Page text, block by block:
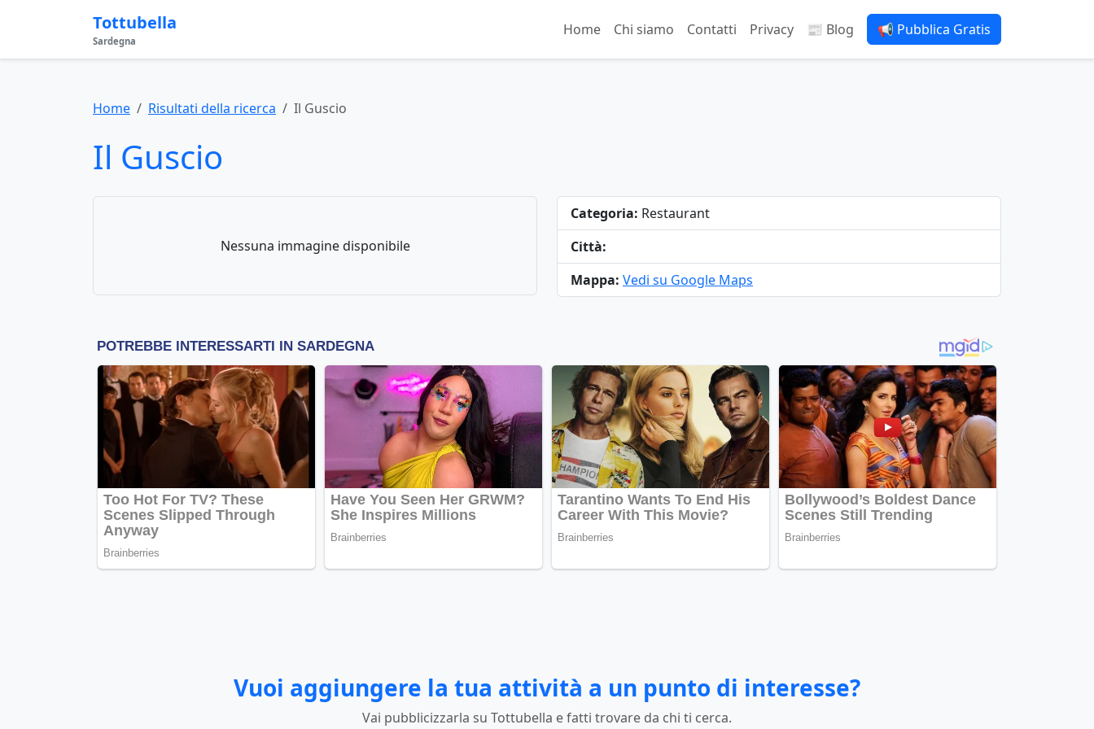
Tottubella
Sardegna
Home Chi siamo Contatti Privacy 📰 Blog 📢 Pubblica Gratis
Home Risultati della ricerca Il Guscio
Il Guscio
Nessuna immagine disponibile
Categoria: Restaurant
Città:
Mappa: Vedi su Google Maps
Vuoi aggiungere la tua attività a un punto di interesse?
Vai pubblicizzarla su Tottubella e fatti trovare da chi ti cerca.